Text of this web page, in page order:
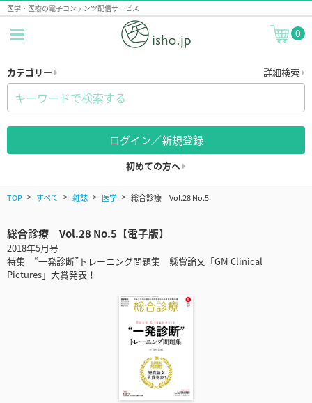
医学・医療の電子コンテンツ配信サービス
0
カテゴリー 詳細検索
ログイン／新規登録
初めての方へ
TOP すべて 雑誌 医学 総合診療 Vol.28 No.5
総合診療 Vol.28 No.5【電子版】
2018年5月号
特集 “一発診断”トレーニング問題集 懸賞論文「GM Clinical
Pictures」大賞発表！